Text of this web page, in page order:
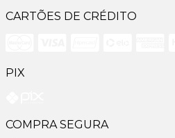
CARTÕES DE CRÉDITO
PIX
COMPRA SEGURA